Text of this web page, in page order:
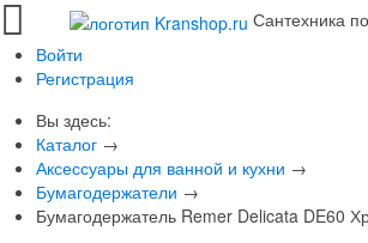
Сантехника
Войти
Регистрация
Вы здесь:
Каталог →
Аксессуары для ванной и кухни →
Бумагодержатели →
Бумагодержатель Remer Delicata DE60